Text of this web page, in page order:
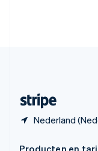
Nederland
Producten en